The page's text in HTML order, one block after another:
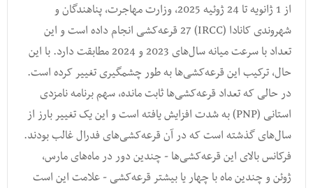
از 1 ژانویه تا 24 ژوئیه 2025، وزارت مهاجرت، پناهندگان و
شهروندی کانادا (IRCC) 27 قرعه‌کشی انجام داده است و این
تعداد با سرعت میانه سال‌های 2023 و 2024 مطابقت دارد. با این
حال، ترکیب این قرعه‌کشی‌ها به طور چشمگیری تغییر کرده است.
در حالی که تعداد قرعه‌کشی‌ها ثابت مانده، سهم برنامه نامزدی
استانی (PNP) به شدت افزایش یافته است و این یک تغییر بارز از
سال‌های گذشته است که در آن قرعه‌کشی‌های فدرال غالب بودند.
فرکانس بالای این قرعه‌کشی‌ها - چندین دور در ماه‌های مارس،
ژوئن و چندین ماه با چهار یا بیشتر قرعه‌کشی - علامت این است